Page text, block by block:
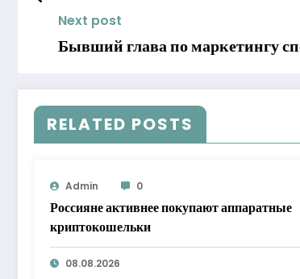
Next post
Бывший глава по маркетингу
RELATED POSTS
Admin 0
Россияне активнее покупают аппаратные
криптокошельки
08.08.2026